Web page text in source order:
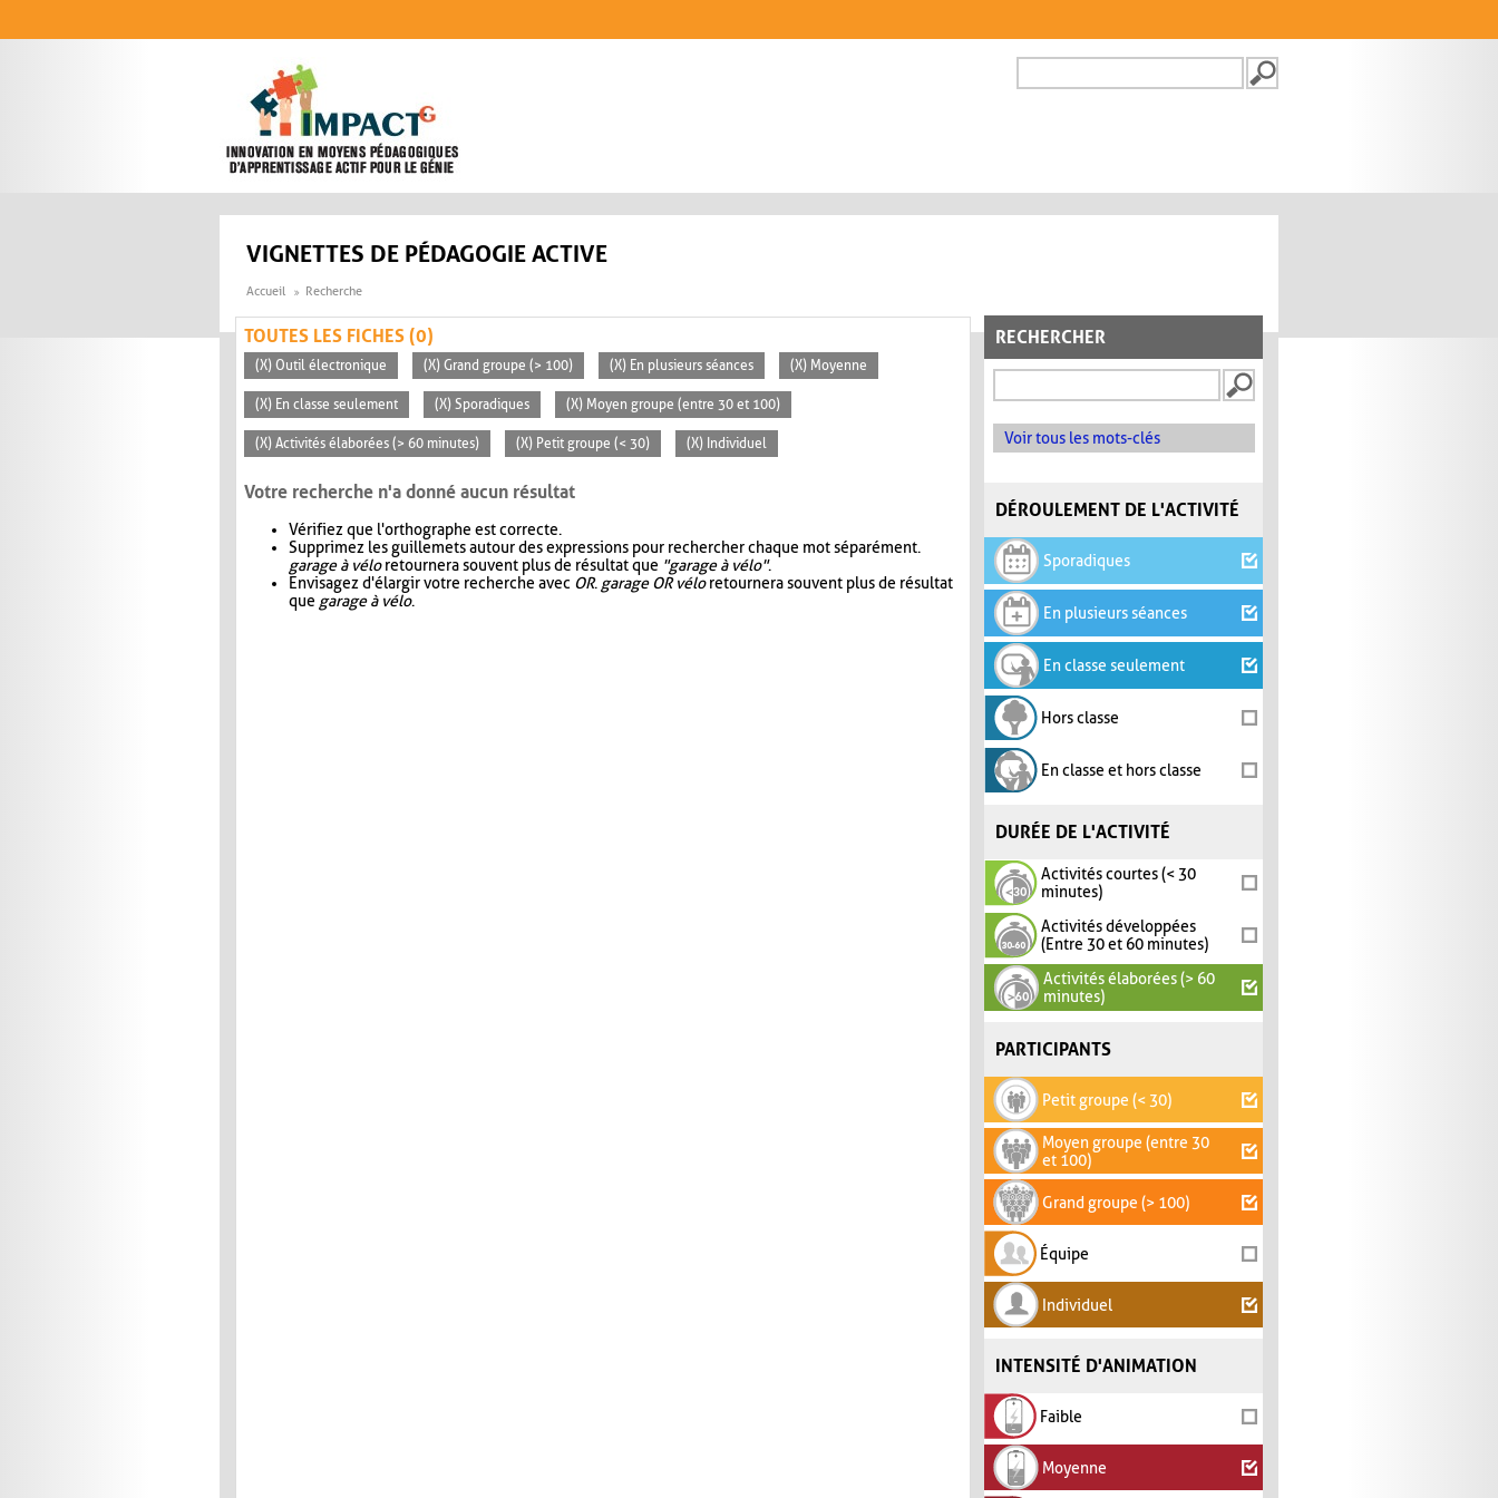
FORMULAIRE DE
VIGNETTES DE PÉDAGOGIE ACTIVE
Accueil Recherche
RECHERCHER
Voir tous les mots-clés
DÉROULEMENT DE L'ACTIVITÉ
Sporadiques
En plusieurs séances
En classe seulement
Hors classe
En classe et hors classe
DURÉE DE L'ACTIVITÉ
Activités courtes (< 30
minutes)
Activités développées
(Entre 30 et 60 minutes)
Activités élaborées (> 60
minutes)
PARTICIPANTS
Petit groupe (< 30)
Moyen groupe (entre 30
et 100)
Grand groupe (> 100)
Équipe
Individuel
INTENSITÉ D'ANIMATION
Faible
Moyenne
TOUTES LES FICHES (0)
(X) Outil électronique (X) Grand groupe (> 100) (X) En plusieurs séances (X) Moyenne
(X) En classe seulement (X) Sporadiques (X) Moyen groupe (entre 30 et 100)
(X) Activités élaborées (> 60 minutes) (X) Petit groupe (< 30) (X) Individuel
Votre recherche n'a donné aucun résultat
Vérifiez que l'orthographe est correcte.
Supprimez les guillemets autour des expressions pour rechercher chaque mot séparément.
garage à véloretournera souvent plus de résultat que "garage à vélo".
Envisagez d'élargir votre recherche avec OR. garage OR véloretournera souvent plus de résultat
que garage à vélo.